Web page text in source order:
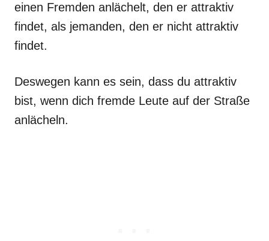
einen Fremden anlächelt, den er attraktiv
findet, als jemanden, den er nicht attraktiv
findet.
Deswegen kann es sein, dass du attraktiv
bist, wenn dich fremde Leute auf der Straße
anlächeln.